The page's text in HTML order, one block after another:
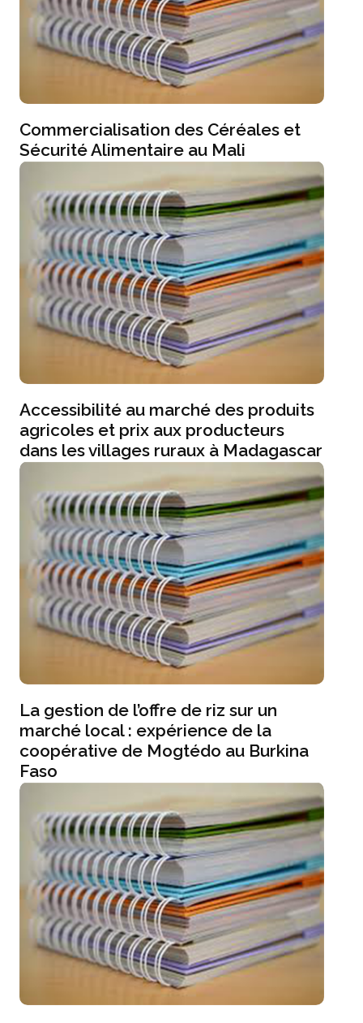
Commercialisation des Céréales et
Sécurité Alimentaire au Mali
Accessibilité au marché des produits
agricoles et prix aux producteurs
dans les villages ruraux à Madagascar
La gestion de l’offre de riz sur un
marché local : expérience de la
coopérative de Mogtédo au Burkina
Faso